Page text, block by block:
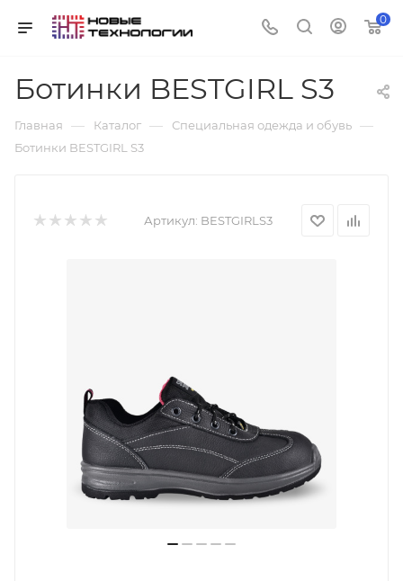
0
Ботинки BESTGIRL S3
Главная — Каталог — Специальная одежда и обувь —
Ботинки BESTGIRL S3
Артикул: BESTGIRLS3